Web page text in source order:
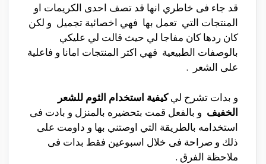
قد جاء فى خاطري انها قد تصف احدى الكريمات او
المنتجات التي تعمل بها فهي اخصائية تجميل و لكن
كان ردها كان مفاجا لي حيث قالت لي عليكي
بالوصفات الطبيعية فهي اكتر المنتجات امانا و فاعلية
على الشعر .
و بدات تشرح ليكيفية استخدام الثوم للشعر
الخفيف و بالفعل قمت بتحضيره بالمنزل و بادت فى
استخدامه بالطريقة التي اوصتني بها و داومت على
ذلك و صراحة فى خلال اسبوعين فقط بدات فى
ملاحظة الفرق .